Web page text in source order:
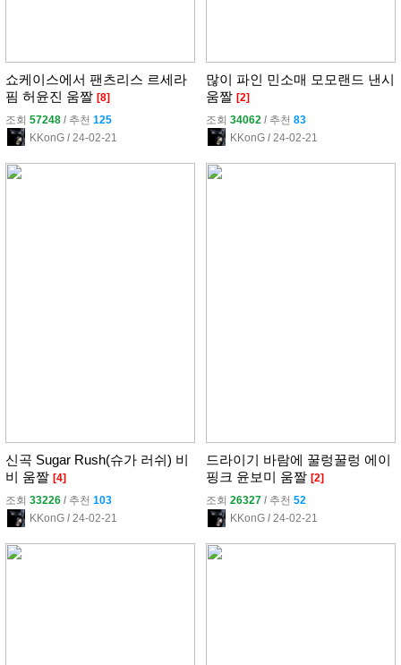
쇼케이스에서 팬츠리스 르세라
핌 허윤진 움짤 [8]
조회 57248 l 추천 125
KKonG l 24-02-21
많이 파인 민소매 모모랜드 낸시
움짤 [2]
조회 34062 l 추천 83
KKonG l 24-02-21
신곡 Sugar Rush(슈가 러쉬) 비
비 움짤 [4]
조회 33226 l 추천 103
KKonG l 24-02-21
드라이기 바람에 꿀렁꿀렁 에이
핑크 윤보미 움짤 [2]
조회 26327 l 추천 52
KKonG l 24-02-21